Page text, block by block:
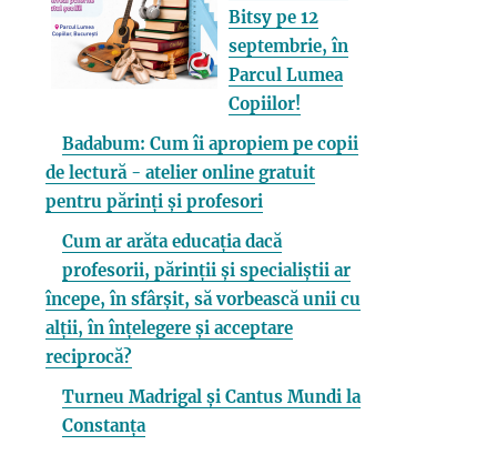
Bitsy pe 12
septembrie, în
Parcul Lumea
Copiilor!
Badabum: Cum îi apropiem pe copii
de lectură - atelier online gratuit
pentru părinți și profesori
Cum ar arăta educația dacă
profesorii, părinții și specialiștii ar
începe, în sfârșit, să vorbească unii cu
alții, în înțelegere și acceptare
reciprocă?
Turneu Madrigal și Cantus Mundi la
Constanța